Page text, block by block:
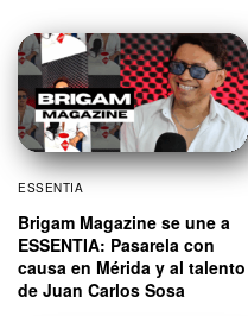
ESSENTIA
Brigam Magazine se une a
ESSENTIA: Pasarela con
causa en Mérida y al talento
de Juan Carlos Sosa